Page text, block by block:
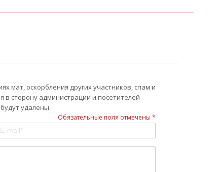
мат, оскорбления других участников, спам и
в сторону администрации и посетителей
удалены.
Обязательные поля отмечены *